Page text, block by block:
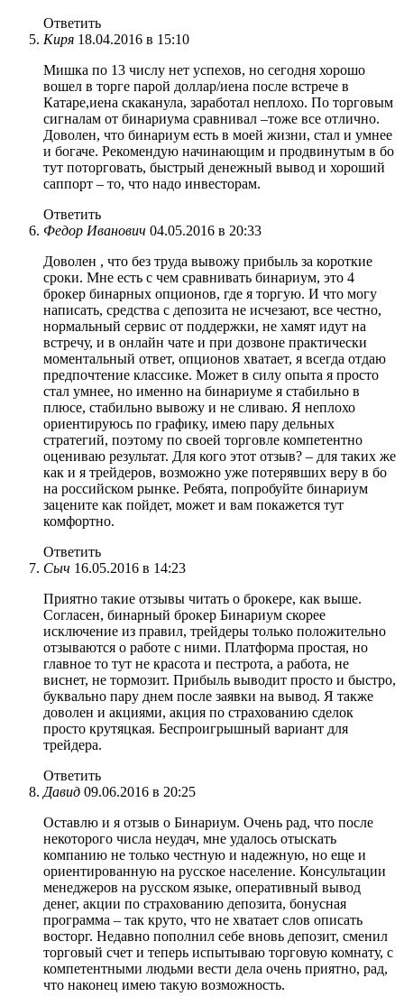
Ответить
Киря 18.04.2016 в 15:10
Мишка по 13 числу нет успехов, но сегодня хорошо
вошел в торге парой доллар/иена после встрече в
Катаре,иена скаканула, заработал неплохо. По торговым
сигналам от бинариума сравнивал –тоже все отлично.
Доволен, что бинариум есть в моей жизни, стал и умнее
и богаче. Рекомендую начинающим и продвинутым в бо
тут поторговать, быстрый денежный вывод и хороший
саппорт – то, что надо инвесторам.
Ответить
Федор Иванович 04.05.2016 в 20:33
Доволен , что без труда вывожу прибыль за короткие
сроки. Мне есть с чем сравнивать бинариум, это 4
брокер бинарных опционов, где я торгую. И что могу
написать, средства с депозита не исчезают, все честно,
нормальный сервис от поддержки, не хамят идут на
встречу, и в онлайн чате и при дозвоне практически
моментальный ответ, опционов хватает, я всегда отдаю
предпочтение классике. Может в силу опыта я просто
стал умнее, но именно на бинариуме я стабильно в
плюсе, стабильно вывожу и не сливаю. Я неплохо
ориентируюсь по графику, имею пару дельных
стратегий, поэтому по своей торговле компетентно
оцениваю результат. Для кого этот отзыв? – для таких же
как и я трейдеров, возможно уже потерявших веру в бо
на российском рынке. Ребята, попробуйте бинариум
зацените как пойдет, может и вам покажется тут
комфортно.
Ответить
Сыч 16.05.2016 в 14:23
Приятно такие отзывы читать о брокере, как выше.
Согласен, бинарный брокер Бинариум скорее
исключение из правил, трейдеры только положительно
отзываются о работе с ними. Платформа простая, но
главное то тут не красота и пестрота, а работа, не
виснет, не тормозит. Прибыль выводит просто и быстро,
буквально пару днем после заявки на вывод. Я также
доволен и акциями, акция по страхованию сделок
просто крутяцкая. Беспроигрышный вариант для
трейдера.
Ответить
Давид 09.06.2016 в 20:25
Оставлю и я отзыв о Бинариум. Очень рад, что после
некоторого числа неудач, мне удалось отыскать
компанию не только честную и надежную, но еще и
ориентированную на русское население. Консультации
менеджеров на русском языке, оперативный вывод
денег, акции по страхованию депозита, бонусная
программа – так круто, что не хватает слов описать
восторг. Недавно пополнил себе вновь депозит, сменил
торговый счет и теперь испытываю торговую комнату, с
компетентными людьми вести дела очень приятно, рад,
что наконец имею такую возможность.